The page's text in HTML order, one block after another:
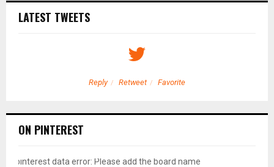
LATEST TWEETS
Reply Retweet Favorite
ON PINTEREST
pinterest data error: Please add the board name